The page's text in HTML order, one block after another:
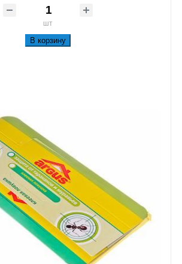
шт
В корзину